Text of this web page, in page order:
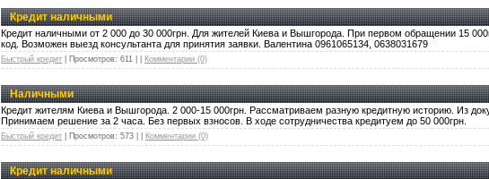
Кредит наличными
Кредит наличными от 2 000 до 30 000грн. Для жителей Киева и Вышгорода. При первом обращении 15
код. Возможен выезд консультанта для принятия заявки. Валентина 0961065134, 0638031679
Быстрый кредит Просмотров: 611 Комментарии (0)
Наличными
Кредит жителям Киева и Вышгорода. 2 000-15 000грн. Рассматриваем разную кредитную историю. Из
Принимаем решение за 2 часа. Без первых взносов. В ходе сотрудничества кредитуем до 50 000грн.
Быстрый кредит Просмотров: 573 Комментарии (0)
Кредит наличными